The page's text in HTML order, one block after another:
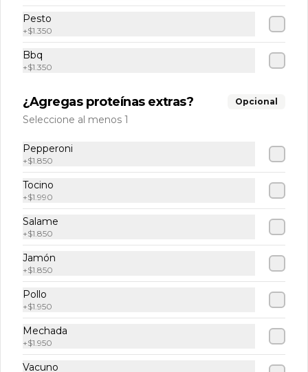
Tequeños, empanadas, mandocas,
Papas fritas
500 gr de papa fritas acompañadas
Pesto
+$1.350
Bbq
+$1.350
¿Agregas proteínas extras? Opcional
Seleccione al menos 1
Pepperoni
+$1.850
Tocino
+$1.990
Salame
+$1.850
Jamón
+$1.850
Pollo
+$1.950
Mechada
+$1.950
Vacuno